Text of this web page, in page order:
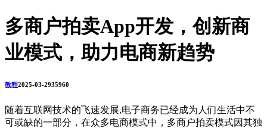
多商户拍卖App开发，创新商
业模式，助力电商新趋势
教程2025-03-2935960
随着互联网技术的飞速发展,电子商务已经成为人们生活中不
可或缺的一部分，在众多电商模式中，多商户拍卖模式因其独